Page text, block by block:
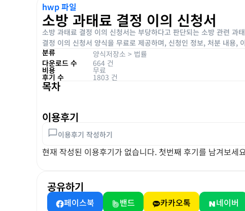
hwp 파일
소방 과태료 결정 이의 신청서
소방 과태료 결정 이의 신청서는 부당하다고 판단되는 소방 관련 과
결정 이의 신청서 양식을 무료로 제공하며, 신청인 정보, 처분 내용,
분류
양식저장소 > 법률
다운로드 수
664 건
비용 무료
후기 수 1803 건
목차
이용후기
이용후기 작성하기
현재 작성된 이용후기가 없습니다. 첫번째 후기를 남겨보세
공유하기
페이스북 밴드 카카오톡 네이버